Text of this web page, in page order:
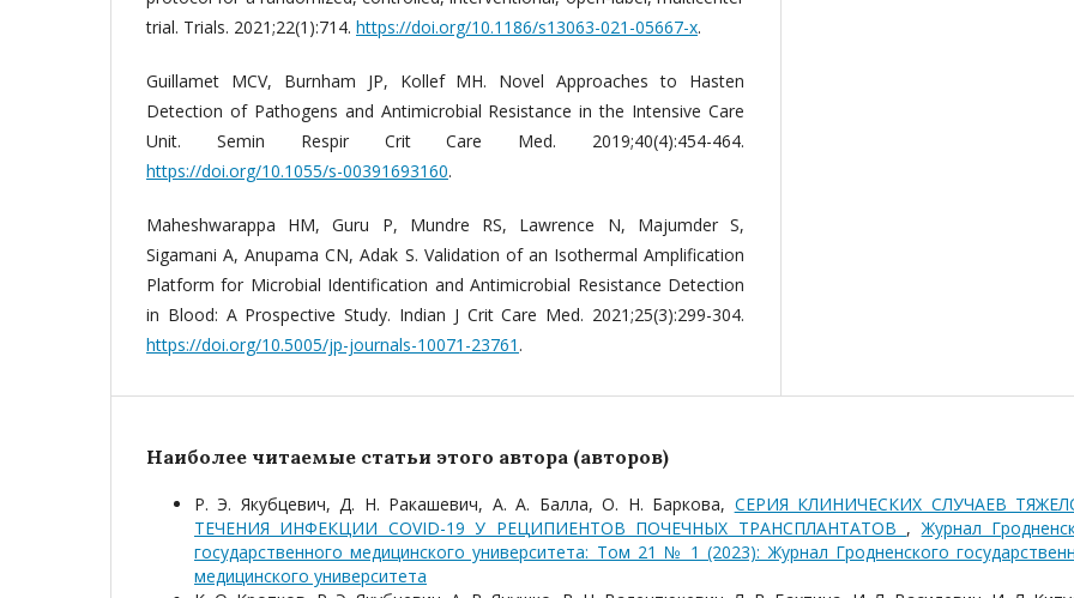
trial. Trials. 2021;22(1):714. https://doi.org/10.1186/s13063-021-05667-x.
Guillamet MCV, Burnham JP, Kollef MH. Novel Approaches to Hasten
Detection of Pathogens and Antimicrobial Resistance in the Intensive Care
Unit. Semin Respir Crit Care Med. 2019;40(4):454-464.
https://doi.org/10.1055/s-00391693160.
Maheshwarappa HM, Guru P, Mundre RS, Lawrence N, Majumder S,
Sigamani A, Anupama CN, Adak S. Validation of an Isothermal Amplification
Platform for Microbial Identification and Antimicrobial Resistance Detection
in Blood: A Prospective Study. Indian J Crit Care Med. 2021;25(3):299-304.
https://doi.org/10.5005/jp-journals-10071-23761 .
Наиболее читаемые статьи этого автора (авторов)
Р. Э. Якубцевич, Д. Н. Ракашевич, А. А. Балла, О. Н. Баркова, СЕРИЯ КЛИНИЧЕСКИХ СЛУЧАЕВ
ТЕЧЕНИЯ ИНФЕКЦИИ COVID-19 У РЕЦИПИЕНТОВ ПОЧЕЧНЫХ ТРАНСПЛАНТАТОВ ,Журнал
государственного медицинского университета: Том 21 № 1 (2023): Журнал Гродненского
медицинского университета